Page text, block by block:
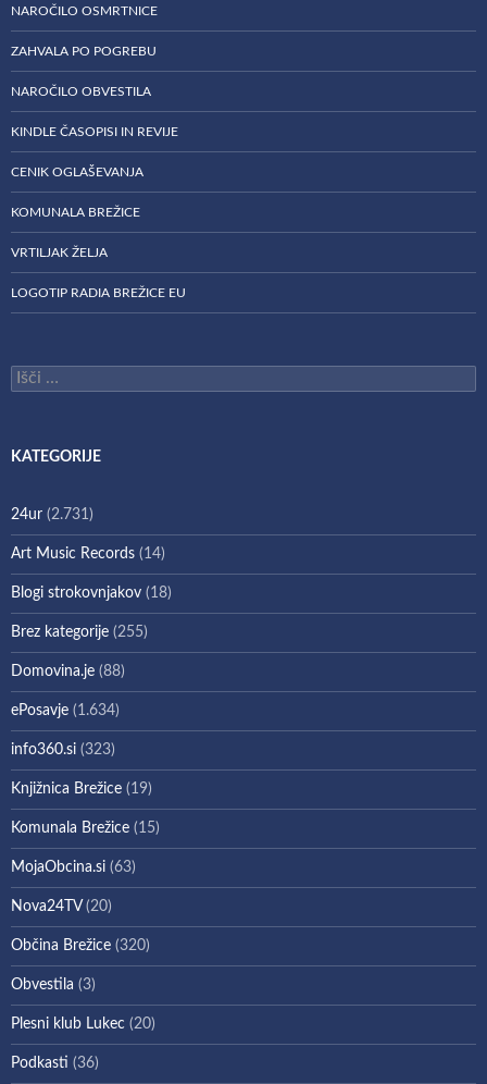
NAROČILO OSMRTNICE
ZAHVALA PO POGREBU
NAROČILO OBVESTILA
KINDLE ČASOPISI IN REVIJE
CENIK OGLAŠEVANJA
KOMUNALA BREŽICE
VRTILJAK ŽELJA
LOGOTIP RADIA BREŽICE EU
Išči:
KATEGORIJE
24ur (2.731)
Art Music Records (14)
Blogi strokovnjakov (18)
Brez kategorije (255)
Domovina.je (88)
ePosavje (1.634)
info360.si (323)
Knjižnica Brežice (19)
Komunala Brežice (15)
MojaObcina.si (63)
Nova24TV(20)
Občina Brežice (320)
Obvestila (3)
Plesni klub Lukec (20)
Podkasti (36)